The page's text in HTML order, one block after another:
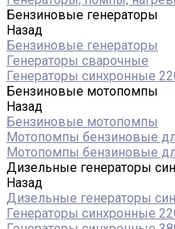
Бензиновые генераторы
Назад
Бензиновые генераторы
Генераторы сварочные
Генераторы синхронные
Бензиновые мотопомпы
Назад
Бензиновые мотопомпы
Мотопомпы бензиновые
Мотопомпы бензиновые
Дизельные генераторы
Назад
Дизельные генераторы
Генераторы синхронные